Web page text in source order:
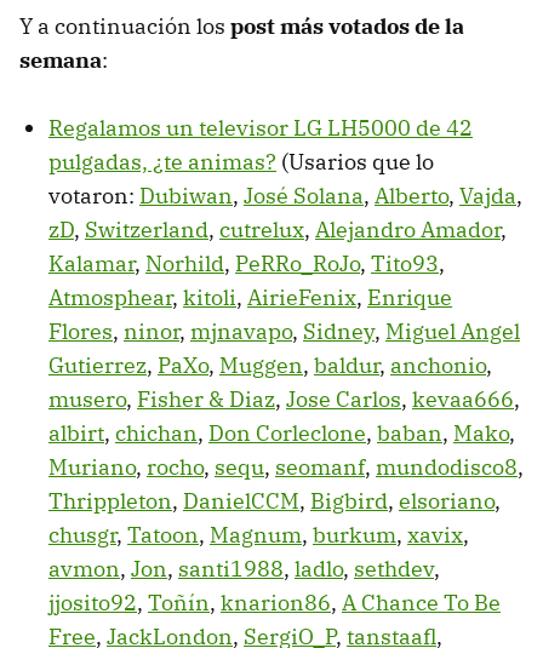
Y a continuación los post más votados de la
semana:
Regalamos un televisor LG LH5000 de 42
pulgadas, ¿te animas? (Usarios que lo
votaron: Dubiwan, José Solana, Alberto, Vajda,
zD, Switzerland, cutrelux, Alejandro Amador,
Kalamar, Norhild, PeRRo_RoJo, Tito93,
Atmosphear, kitoli, AirieFenix, Enrique
Flores, ninor, mjnavapo, Sidney, Miguel Angel
Gutierrez, PaXo, Muggen, baldur, anchonio,
musero, Fisher & Diaz, Jose Carlos, kevaa666,
albirt, chichan, Don Corleclone, baban, Mako,
Muriano, rocho, sequ, seomanf, mundodisco8,
Thrippleton, DanielCCM, Bigbird, elsoriano,
chusgr, Tatoon, Magnum, burkum, xavix,
avmon, Jon, santi1988, ladlo, sethdev,
jjosito92, Toñín, knarion86, A Chance To Be
Free, JackLondon, SergiO_P, tanstaafl,